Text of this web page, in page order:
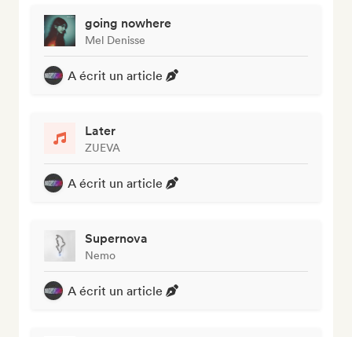
going nowhere
Mel Denisse
A écrit un article
Later
ZUEVA
A écrit un article
Supernova
Nemo
A écrit un article